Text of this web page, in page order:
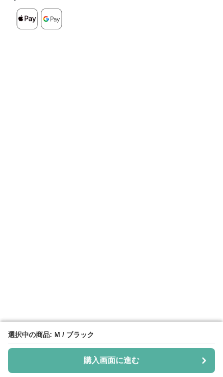
選択中の商品: M / ブラック
購入画面に進む
選択中の商品: M / ブラック
購入画面に進む